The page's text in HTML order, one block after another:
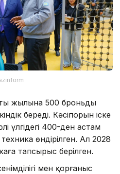
жылына 500 броньды
береді. Кәсіпорын іске
үлгідегі 400-ден астам
өндірілген. Ал 2028
тапсырыс берілген.
мен қорғаныс